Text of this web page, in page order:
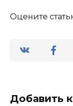
Оцените
Добавить